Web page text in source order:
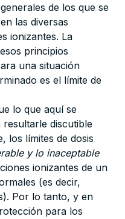
de los que se
las diversas
ionizantes. La
principios
una situación
es el límite de
lo que aquí se
discutible
los límites de dosis
y lo inaceptable
ionizantes de un
(es decir,
Por lo tanto, y en
para los